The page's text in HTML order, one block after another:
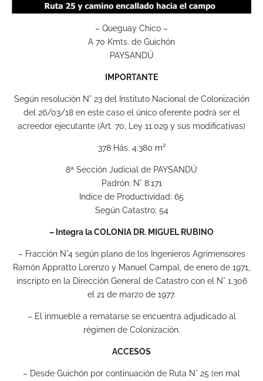
– Queguay Chico –
A 70 Kmts. de Guichón
PAYSANDÚ
IMPORTANTE
Según resolución N° 23 del Instituto Nacional de Colonización
del 26/03/18 en este caso el único oferente podrá ser el
acreedor ejecutante (Art. 70, Ley 11.029 y sus modificativas)
378 Hás. 4.380 m²
8ª Sección Judicial de PAYSANDÚ
Padrón: N° 8.171
Indice de Productividad: 65
Según Catastro: 54
– Integra la COLONIA DR. MIGUEL RUBINO
– Fracción N°4 según plano de los Ingenieros Agrimensores
Ramón Appratto Lorenzo y Manuel Campal, de enero de 1971,
inscripto en la Dirección General de Catastro con el N° 1.306
el 21 de marzo de 1977.
– El inmueble a rematarse se encuentra adjudicado al
régimen de Colonización.
ACCESOS
– Desde Guichón por continuación de Ruta N° 25 (en mal